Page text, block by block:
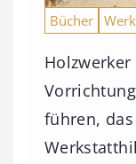
Bücher
führen,